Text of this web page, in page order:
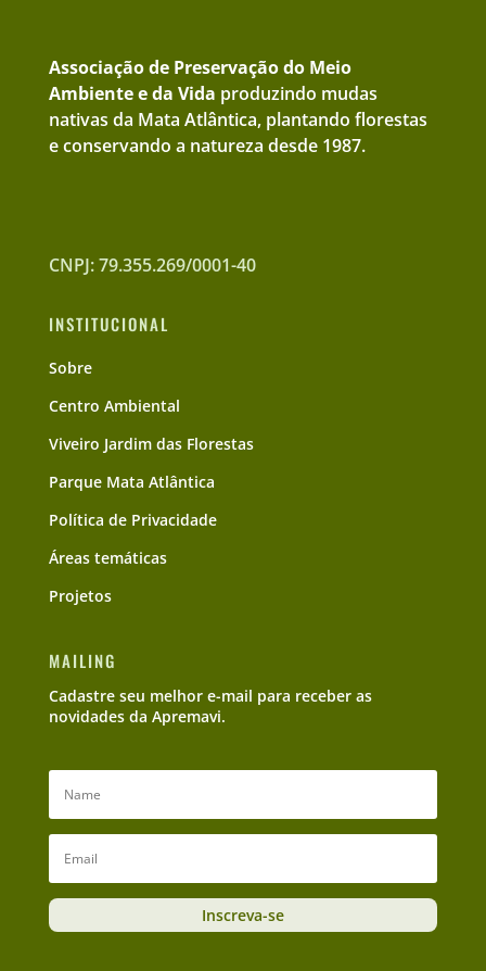
Associação de Preservação do Meio
Ambiente e da Vida produzindo mudas
nativas da Mata Atlântica, plantando florestas
e conservando a natureza desde 1987.
CNPJ: 79.355.269/0001-40
INSTITUCIONAL
Sobre
Centro Ambiental
Viveiro Jardim das Florestas
Parque Mata Atlântica
Política de Privacidade
Áreas temáticas
Projetos
MAILING
Cadastre seu melhor e-mail para receber as
novidades da Apremavi.
Inscreva-se